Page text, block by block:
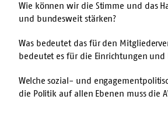
Wie können wir die Stimme und das
und bundesweit stärken?
Was bedeutet das für den
bedeutet es für die Einrichtungen und
Welche sozial- und
die Politik auf allen Ebenen muss die